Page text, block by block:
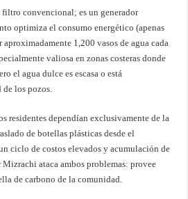
convencional; es un generador
optimiza el consumo energético (apenas
1,200 vasos de agua cada
valiosa en zonas costeras donde
el agua dulce es escasa o está
los pozos.
residentes dependían exclusivamente de la
de botellas plásticas desde el
ciclo de costos elevados y acumulación de
ataca ambos problemas: provee
de carbono de la comunidad.